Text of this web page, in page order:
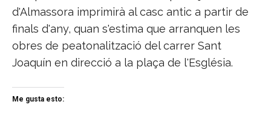
d'Almassora imprimirà al casc antic a partir de
finals d'any, quan s'estima que arranquen les
obres de peatonalització del carrer Sant
Joaquín en direcció a la plaça de l'Església.
Me gusta esto: